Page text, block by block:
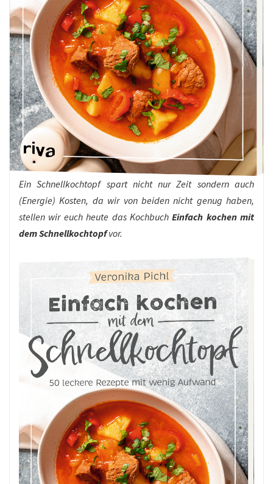
Ein Schnellkochtopf spart nicht nur Zeit sondern auch
(Energie) Kosten, da wir von beiden nicht genug haben,
stellen wir euch heute das KochbuchEinfach kochen mit
dem Schnellkochtopfvor.